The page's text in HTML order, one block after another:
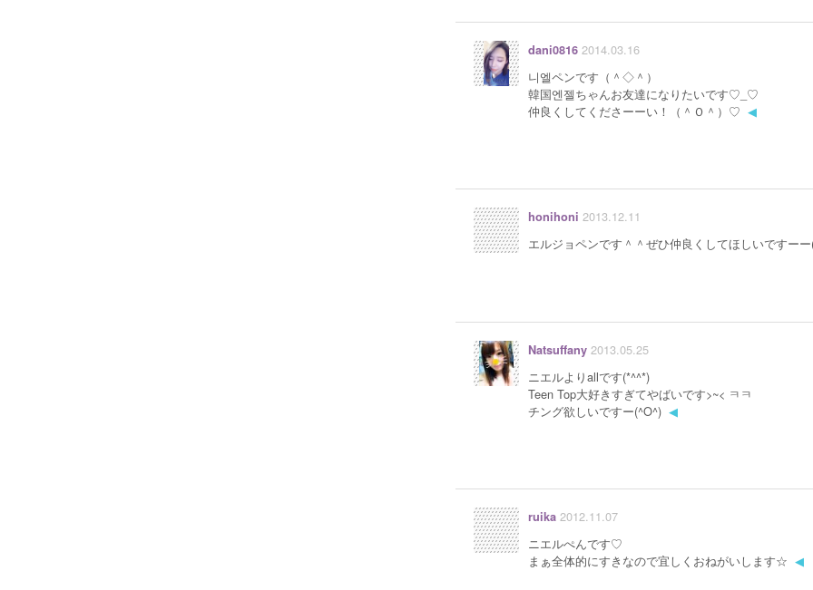
dani0816 2014.03.16
니엘ペンです（＾◇＾）
韓国엔젤ちゃんお友達になりたいです♡_♡
仲良くしてくださーーい！（＾Ｏ＾）♡ ◀
honihoni 2013.12.11
エルジョペンです＾＾ぜひ仲良くしてほしいですーー
Natsuffany 2013.05.25
ニエルよりallです(*^^*)
Teen Top大好きすぎてやばいです>~< ㅋㅋ
チング欲しいですー(^O^) ◀
ruika 2012.11.07
ニエルぺんです♡
まぁ全体的にすきなので宜しくおねがいします☆ ◀